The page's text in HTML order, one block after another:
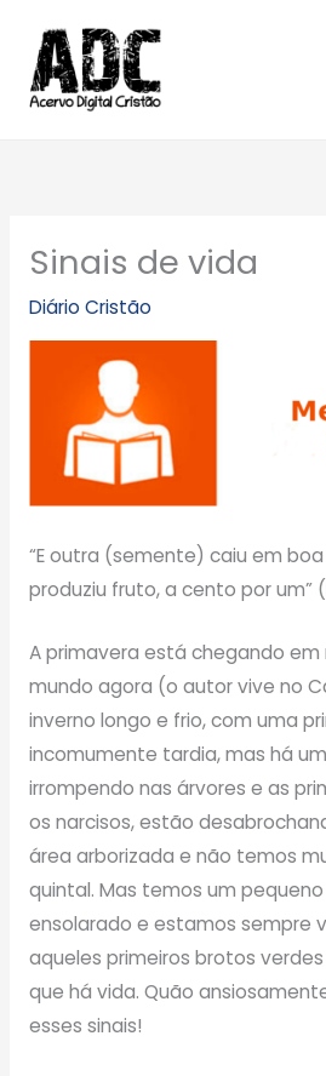
para
conteúdo
Sinais de vida
Diário Cristão
“E outra (semente) caiu em
produziu fruto, a cento por um”
A primavera está chegando em
mundo agora (o autor vive no
inverno longo e frio, com uma
incomumente tardia, mas há
irrompendo nas árvores e as
os narcisos, estão
área arborizada e não temos
quintal. Mas temos um
ensolarado e estamos sempre
aqueles primeiros brotos
que há vida. Quão
esses sinais!